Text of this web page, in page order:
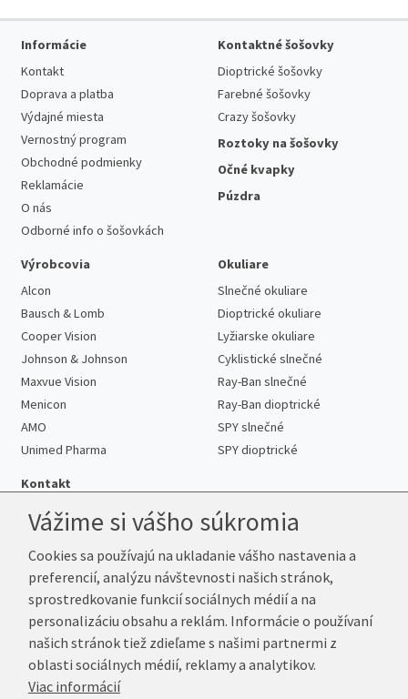
Informácie
Kontakt
Doprava a platba
Výdajné miesta
Vernostný program
Obchodné podmienky
Reklamácie
O nás
Odborné info o šošovkách
Kontaktné šošovky
Dioptrické šošovky
Farebné šošovky
Crazy šošovky
Roztoky na šošovky
Očné kvapky
Púzdra
Výrobcovia
Alcon
Bausch & Lomb
Cooper Vision
Johnson & Johnson
Maxvue Vision
Menicon
AMO
Unimed Pharma
Okuliare
Slnečné okuliare
Dioptrické okuliare
Lyžiarske okuliare
Cyklistické slnečné
Ray-Ban slnečné
Ray-Ban dioptrické
SPY slnečné
SPY dioptrické
Kontakt
Telefón:+421 222 205 863
E-mail:info@kup-sosovky.sk
Reklamačná adresa
Andrea Votavová
Revoluční 1017
290 01 Poděbrady
Vážime si vášho súkromia
Cookies sa používajú na ukladanie vášho nastavenia a
preferencií, analýzu návštevnosti našich stránok,
sprostredkovanie funkcií sociálnych médií a na
personalizáciu obsahu a reklám. Informácie o používaní
našich stránok tiež zdieľame s našimi partnermi z
oblasti sociálnych médií, reklamy a analytikov.
Viac informácií